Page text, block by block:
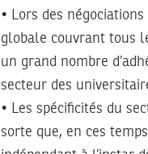
• Lors des
globale couvrant tous
un grand nombre
secteur des
• Les spécificités du
sorte que, en ces